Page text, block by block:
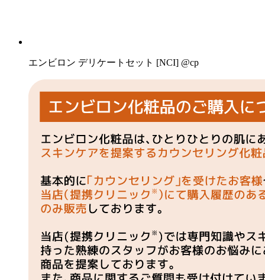
エンビロン デリケートセット [NCI] @cp